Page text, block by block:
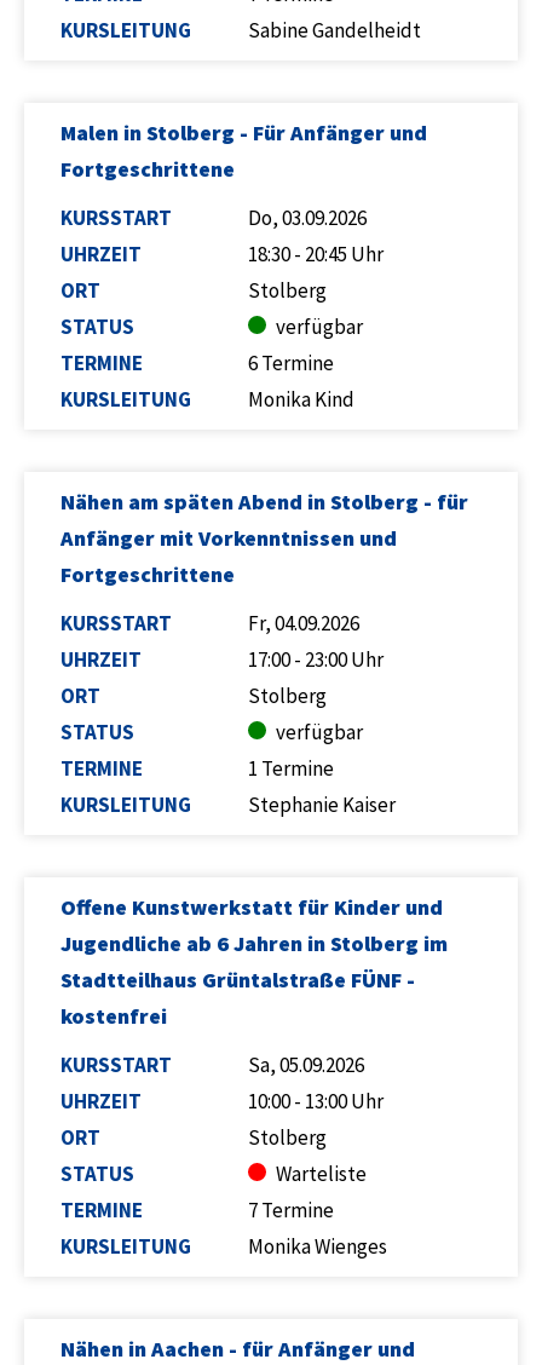
KURSLEITUNG
Sabine Gandelheidt
Malen in Stolberg - Für Anfänger und
Fortgeschrittene
KURSSTART
UHRZEIT
ORT
STATUS
TERMINE
KURSLEITUNG
Do, 03.09.2026
18:30 - 20:45 Uhr
Stolberg
verfügbar
6 Termine
Monika Kind
Nähen am späten Abend in Stolberg - für
Anfänger mit Vorkenntnissen und
Fortgeschrittene
KURSSTART
UHRZEIT
ORT
STATUS
TERMINE
KURSLEITUNG
Fr, 04.09.2026
17:00 - 23:00 Uhr
Stolberg
verfügbar
1 Termine
Stephanie Kaiser
Offene Kunstwerkstatt für Kinder und
Jugendliche ab 6 Jahren in Stolberg im
Stadtteilhaus Grüntalstraße FÜNF -
kostenfrei
KURSSTART
UHRZEIT
ORT
STATUS
TERMINE
KURSLEITUNG
Sa, 05.09.2026
10:00 - 13:00 Uhr
Stolberg
Warteliste
7 Termine
Monika Wienges
Nähen in Aachen - für Anfänger und